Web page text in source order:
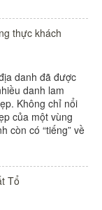
thực khách
danh đã được
danh lam
Không chỉ nổi
của một vùng
còn có “tiếng” về
Tổ